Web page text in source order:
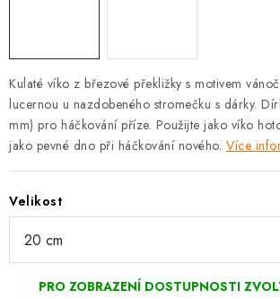
Kulaté víko z březové překližky s motivem
lucernou u nazdobeného stromečku s dárky.
mm) pro háčkování příze. Použijte jako víko
jako pevné dno při háčkování nového. Více
Velikost